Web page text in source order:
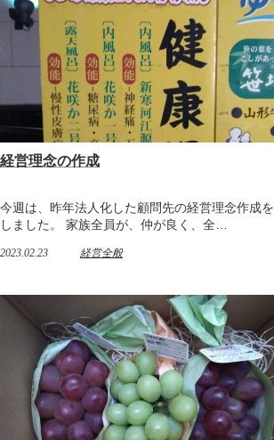
経営理念の作成
今週は、昨年法人化した顧問先の経営理念作成を
しました。 家族全員が、仲が良く、全…
2023.02.23 経営全般